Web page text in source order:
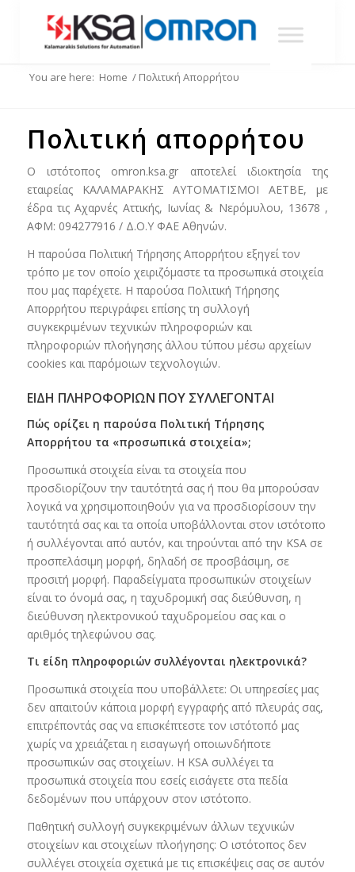
You are here: Home / Πολιτική Απορρήτου
Πολιτική απορρήτου
Ο ιστότοπος omron.ksa.gr αποτελεί ιδιοκτησία της
εταιρείας ΚΑΛΑΜΑΡΑΚΗΣ ΑΥΤΟΜΑΤΙΣΜΟΙ ΑΕΤΒΕ, με
έδρα τις Αχαρνές Αττικής, Ιωνίας & Νερόμυλου, 13678 ,
ΑΦΜ: 094277916 / Δ.Ο.Υ ΦΑΕ Αθηνών.
Η παρούσα Πολιτική Τήρησης Απορρήτου εξηγεί τον
τρόπο με τον οποίο χειριζόμαστε τα προσωπικά στοιχεία
που μας παρέχετε. Η παρούσα Πολιτική Τήρησης
Απορρήτου περιγράφει επίσης τη συλλογή
συγκεκριμένων τεχνικών πληροφοριών και
πληροφοριών πλοήγησης άλλου τύπου μέσω αρχείων
cookies και παρόμοιων τεχνολογιών.
ΕΙΔΗ ΠΛΗΡΟΦΟΡΙΩΝ ΠΟΥ ΣΥΛΛΕΓΟΝΤΑΙ
Πώς ορίζει η παρούσα Πολιτική Τήρησης
Απορρήτου τα «προσωπικά στοιχεία»;
Προσωπικά στοιχεία είναι τα στοιχεία που
προσδιορίζουν την ταυτότητά σας ή που θα μπορούσαν
λογικά να χρησιμοποιηθούν για να προσδιορίσουν την
ταυτότητά σας και τα οποία υποβάλλονται στον ιστότοπο
ή συλλέγονται από αυτόν, και τηρούνται από την KSA σε
προσπελάσιμη μορφή, δηλαδή σε προσβάσιμη, σε
προσιτή μορφή. Παραδείγματα προσωπικών στοιχείων
είναι το όνομά σας, η ταχυδρομική σας διεύθυνση, η
διεύθυνση ηλεκτρονικού ταχυδρομείου σας και ο
αριθμός τηλεφώνου σας.
Τι είδη πληροφοριών συλλέγονται ηλεκτρονικά?
Προσωπικά στοιχεία που υποβάλλετε: Οι υπηρεσίες μας
δεν απαιτούν κάποια μορφή εγγραφής από πλευράς σας,
επιτρέποντάς σας να επισκέπτεστε τον ιστότοπό μας
χωρίς να χρειάζεται η εισαγωγή οποιωνδήποτε
προσωπικών σας στοιχείων. Η KSA συλλέγει τα
προσωπικά στοιχεία που εσείς εισάγετε στα πεδία
δεδομένων που υπάρχουν στον ιστότοπο.
Παθητική συλλογή συγκεκριμένων άλλων τεχνικών
στοιχείων και στοιχείων πλοήγησης: Ο ιστότοπος δεν
συλλέγει στοιχεία σχετικά με τις επισκέψεις σας σε αυτόν